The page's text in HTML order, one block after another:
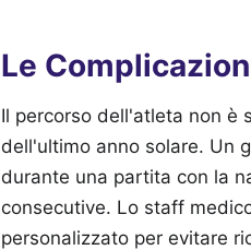
Le
Il percorso dell'atleta non è
dell'ultimo anno solare. Un
durante una partita con la
consecutive. Lo staff
personalizzato per evitare